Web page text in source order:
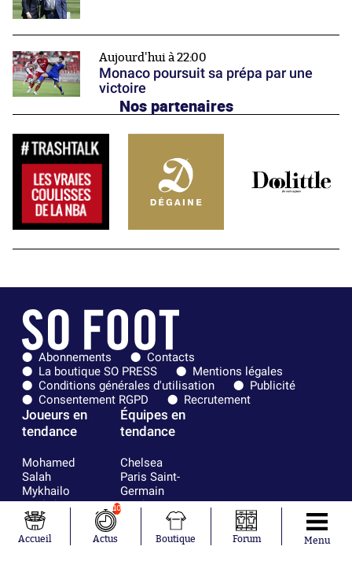
Aujourd'hui à 22:00
Monaco poursuit sa prépa par une
victoire
Nos partenaires
Abonnements
Contacts
La boutique SO PRESS
Mentions légales
Conditions générales d'utilisation
Publicité
Consentement RGPD
Recrutement
Joueurs en
tendance
Mohamed
Salah
Mykhailo
Mudryk
Neymar
Khalis Merah
Loïs Openda
Équipes en
tendance
Chelsea
Paris Saint-
Germain
Bordeaux
Olympique
lyonnais
FIFA
Accueil
10
Actus Boutique Forum Menu